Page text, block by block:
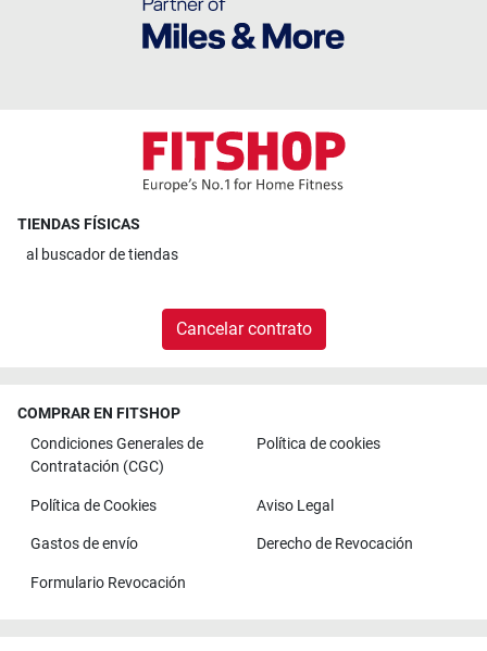
TIENDAS FÍSICAS
al buscador de tiendas
Cancelar contrato
COMPRAR EN FITSHOP
Condiciones Generales de
Contratación (CGC)
Política de cookies
Política de Cookies Aviso Legal
Gastos de envío Derecho de Revocación
Formulario Revocación